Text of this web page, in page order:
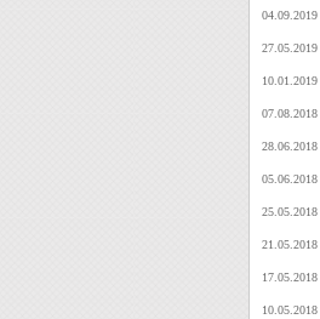
04.09.2019
27.05.2019
10.01.2019
07.08.2018
28.06.2018
05.06.2018
25.05.2018
21.05.2018
17.05.2018
10.05.2018